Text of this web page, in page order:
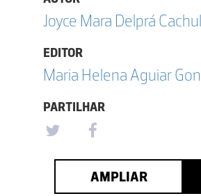
Joyce Mara Delprá
EDITOR
Maria Helena Aguiar
PARTILHAR
AMPLIAR